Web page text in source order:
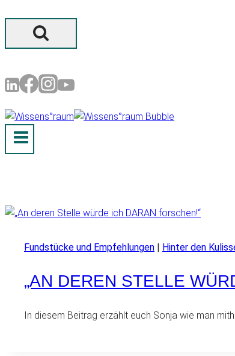
Fundstücke und Empfehlungen | Hinter den
„AN DEREN STELLE
In diesem Beitrag erzählt euch Sonja wie man